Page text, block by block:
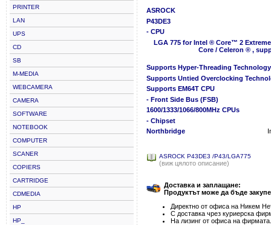
PRINTER
LAN
UPS
CD
SB
M-MEDIA
WEBCAMERA
CAMERA
SOFTWARE
NOTEBOOK
COMPUTER
SCANER
COPIERS
CARTRIDGE
CDMEDIA
HP
HP_
ASROCK
P43DE3
- CPU
LGA 775 for Intel ® Core™ 2
Core / Celeron ® ,
Supports Hyper-Threading Technology
Supports Untied Overclocking
Supports EM64T CPU
- Front Side Bus (FSB)
1600/1333/1066/800MHz CPUs
- Chipset
Northbridge
ASROCK P43DE3 /P43/LGA775
(виж цялото описание)
Доставка и заплащане:
Продуктът може да бъде
Директно от офиса на Никем
С доставка чрез куриерска
На лизинг от офиса на фирмата.